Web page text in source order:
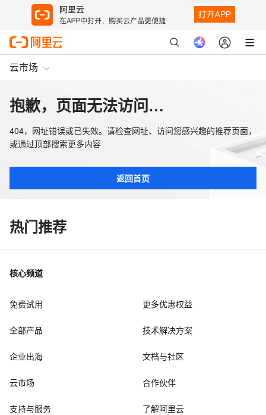
云市场
抱歉，页面无法访问…
404，网址错误或已失效。请检查网址、访问您感兴趣的推荐页面，
或通过顶部搜索更多内容
返回首页
热门推荐
核心频道
免费试用 更多优惠权益
全部产品 技术解决方案
企业出海 文档与社区
云市场 合作伙伴
支持与服务 了解阿里云